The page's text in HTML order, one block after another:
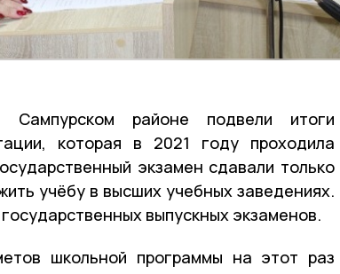
районе подвели итоги
которая в 2021 году проходила
экзамен сдавали только
учёбу в высших учебных заведениях.
выпускных экзаменов.
школьной программы на этот раз